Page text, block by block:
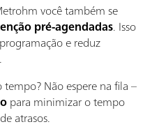
você também se
pré-agendadas. Isso
e reduz
Não espere na fila –
para minimizar o tempo
atrasos.